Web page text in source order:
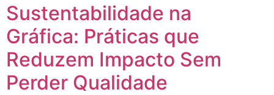
Sustentabilidade na
Gráfica: Práticas que
Reduzem Impacto Sem
Perder Qualidade